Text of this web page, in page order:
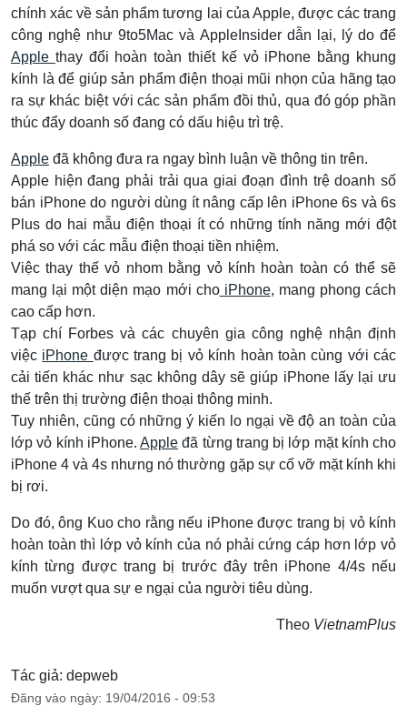
chính xác về sản phẩm tương lai của Apple, được các trang
công nghệ như 9to5Mac và AppleInsider dẫn lại, lý do để
Apple thay đổi hoàn toàn thiết kế vỏ iPhone bằng khung
kính là để giúp sản phẩm điện thoại mũi nhọn của hãng tạo
ra sự khác biệt với các sản phẩm đồi thủ, qua đó góp phần
thúc đẩy doanh số đang có dấu hiệu trì trệ.
Apple đã không đưa ra ngay bình luận về thông tin trên.
Apple hiện đang phải trải qua giai đoạn đình trệ doanh số
bán iPhone do người dùng ít nâng cấp lên iPhone 6s và 6s
Plus do hai mẫu điện thoại ít có những tính năng mới đột
phá so với các mẫu điện thoại tiền nhiệm.
Việc thay thế vỏ nhom bằng vỏ kính hoàn toàn có thể sẽ
mang lại một diện mạo mới choiPhone, mang phong cách
cao cấp hơn.
Tạp chí Forbes và các chuyên gia công nghệ nhận định
việc iPhone được trang bị vỏ kính hoàn toàn cùng với các
cải tiến khác như sạc không dây sẽ giúp iPhone lấy lại ưu
thế trên thị trường điện thoại thông minh.
Tuy nhiên, cũng có những ý kiến lo ngại về độ an toàn của
lớp vỏ kính iPhone. Apple đã từng trang bị lớp mặt kính cho
iPhone 4 và 4s nhưng nó thường gặp sự cố vỡ mặt kính khi
bị rơi.
Do đó, ông Kuo cho rằng nếu iPhone được trang bị vỏ kính
hoàn toàn thì lớp vỏ kính của nó phải cứng cáp hơn lớp vỏ
kính từng được trang bị trước đây trên iPhone 4/4s nếu
muốn vượt qua sự e ngại của người tiêu dùng.
Theo VietnamPlus
Tác giả: depweb
Đăng vào ngày: 19/04/2016 - 09:53